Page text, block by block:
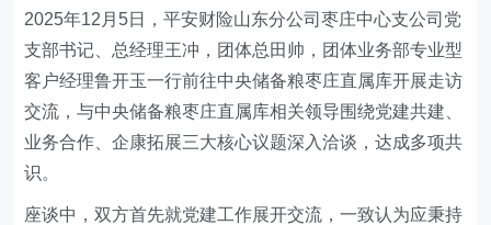
2025年12月5日，平安财险山东分公司枣庄中心支公司党
支部书记、总经理王冲，团体总田帅 ，团体业务部专业型
客户经理鲁开玉一行前往中央储备粮枣庄直属库开展走访
交流，与中央储备粮枣庄直属库相关领导围绕党建共建、
业务合作、企康拓展三大核心议题深入洽谈，达成多项共
识。
座谈中，双方首先就党建工作展开交流，一致认为应秉持